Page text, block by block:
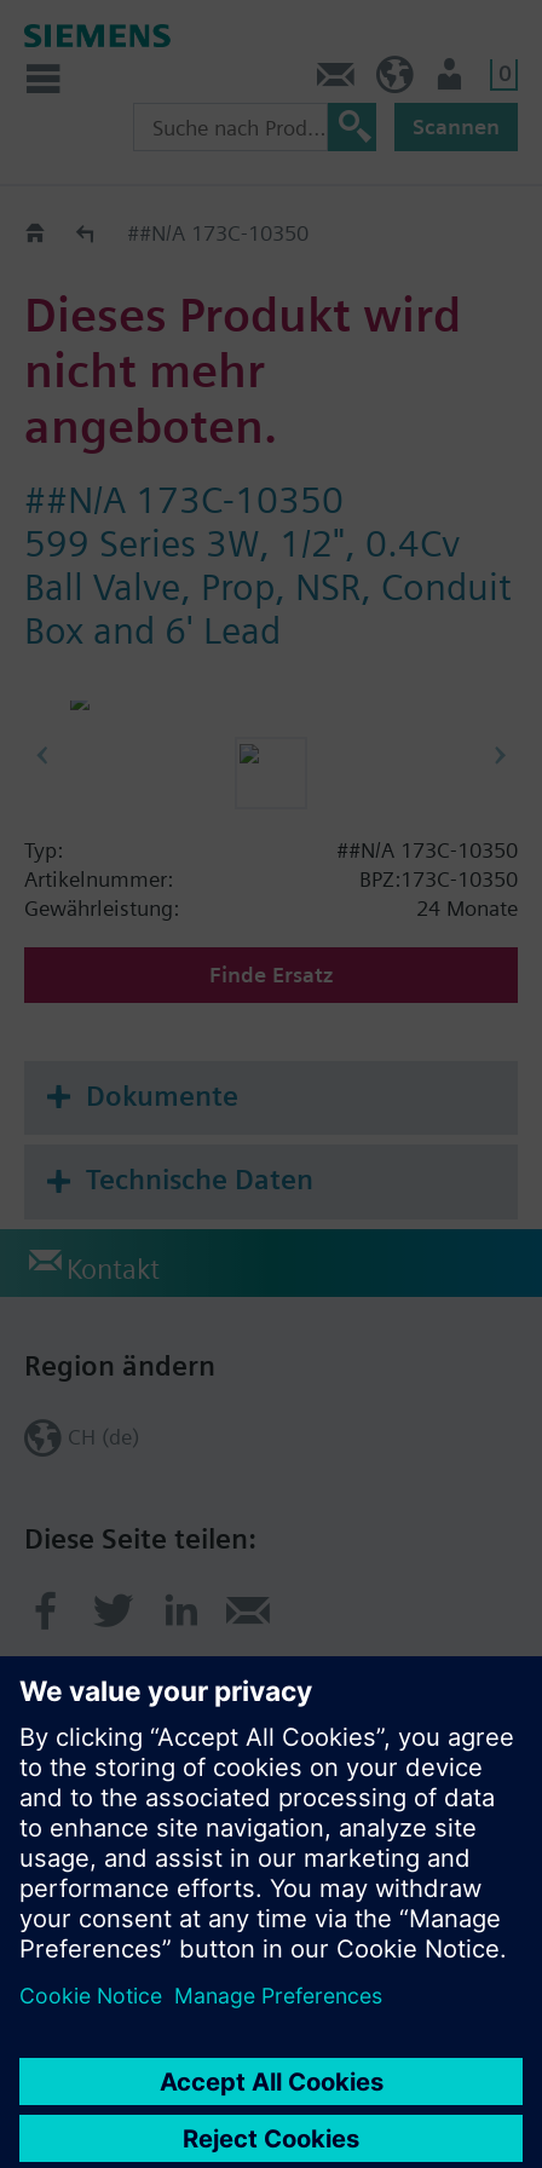
0
Scannen
Old2New##N/A 173C-10350
Dieses Produkt wird
nicht mehr
angeboten.
##N/A 173C-10350
599 Series 3W, 1/2", 0.4Cv
Ball Valve, Prop, NSR, Conduit
Box and 6' Lead
Typ:
##N/A 173C-10350
Artikelnummer:
BPZ:173C-10350
Gewährleistung:
24 Monate
Finde Ersatz
Dokumente
Technische Daten
Kontakt
Diese Seite teilen:
Region ändern
CH (de)
© Siemens Schweiz AG 2017
Produktangebot und Preise können pro Land
variieren.
Nutzungsbedingungen